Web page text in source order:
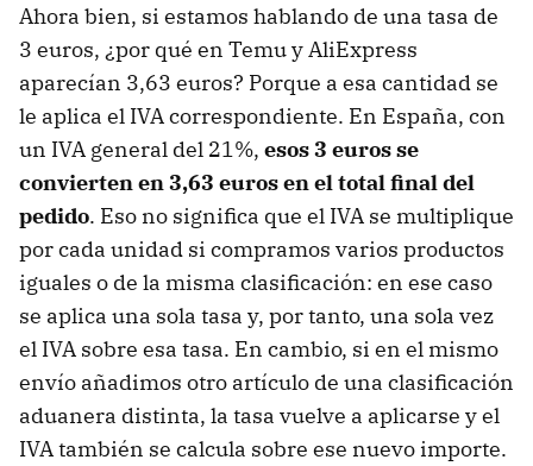
Ahora bien, si estamos hablando de una tasa de
3 euros, ¿por qué en Temu y AliExpress
aparecían 3,63 euros? Porque a esa cantidad se
le aplica el IVA correspondiente. En España, con
un IVA general del 21%, esos 3 euros se
convierten en 3,63 euros en el total final del
pedido. Eso no significa que el IVA se multiplique
por cada unidad si compramos varios productos
iguales o de la misma clasificación: en ese caso
se aplica una sola tasa y, por tanto, una sola vez
el IVA sobre esa tasa. En cambio, si en el mismo
envío añadimos otro artículo de una clasificación
aduanera distinta, la tasa vuelve a aplicarse y el
IVA también se calcula sobre ese nuevo importe.